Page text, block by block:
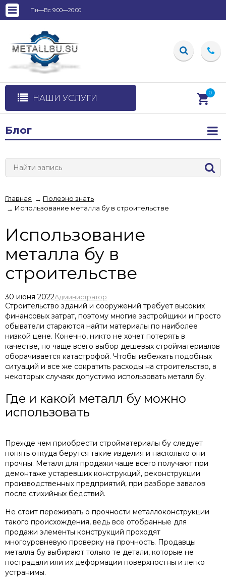
Пн—Вс 9:00—20:00
НАШИ УСЛУГИ
0
Главная → Полезно знать
→ Использование металла бу в строительстве
Использование
металла бу в
строительстве
30 июня 2022Администратор
Строительство зданий и сооружений требует высоких
финансовых затрат, поэтому многие застройщики и просто
обыватели стараются найти материалы по наиболее
низкой цене. Конечно, никто не хочет потерять в
качестве, но чаще всего выбор дешевых стройматериалов
оборачивается катастрофой. Чтобы избежать подобных
ситуаций и все же сократить расходы на строительство, в
некоторых случаях допустимо использовать металл бу.
Где и какой металл бу можно
использовать
Прежде чем приобрести стройматериалы бу следует
понять откуда берутся такие изделия и насколько они
прочны. Металл для продажи чаще всего получают при
демонтаже устаревших конструкций, реконструкции
производственных предприятий, при разборе завалов
после стихийных бедствий.
Не стоит переживать о прочности металлоконструкции
такого происхождения, ведь все отобранные для
продажи элементы конструкций проходят
многоуровневую проверку на прочность. Продавцы
металла бу выбирают только те детали, которые не
пострадали или их деформации поверхностны и легко
устранимы.
Блог